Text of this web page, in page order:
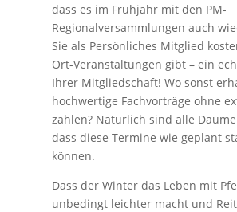
dass es im Frühjahr mit den PM-
Regionalversammlungen auch
Sie als Persönliches Mitglied
Ort-Veranstaltungen gibt – ein
Ihrer Mitgliedschaft! Wo sonst
hochwertige Fachvorträge ohne
zahlen? Natürlich sind alle
dass diese Termine wie geplant
können.
Dass der Winter das Leben mit
unbedingt leichter macht und